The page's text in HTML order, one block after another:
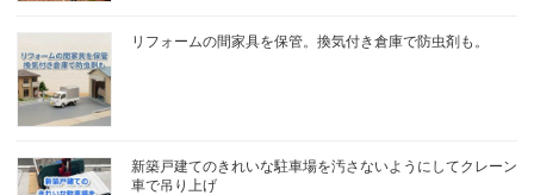
リフォームの間家具を保管。換気付き倉庫で防虫剤も。
新築戸建てのきれいな駐車場を汚さないようにしてクレーン
車で吊り上げ